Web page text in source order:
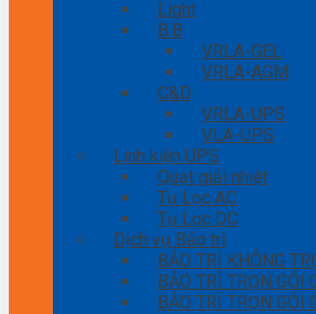
Light
B.B
VRLA-GEL
VRLA-AGM
C&D
VRLA-UPS
VLA-UPS
Linh kiện UPS
Quạt giải nhiệt
Tụ Lọc AC
Tụ Lọc DC
Dịch vụ Bảo trì
BẢO TRÌ KHÔNG
BẢO TRÌ TRỌN GÓI
BẢO TRÌ TRỌN GÓI